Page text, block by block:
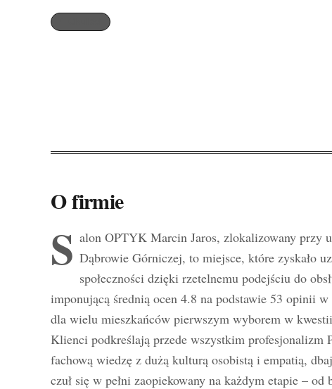
O firmie
S alon OPTYK Marcin Jaros, zlokalizowany przy
Dąbrowie Górniczej, to miejsce, które zyskało
społeczności dzięki rzetelnemu podejściu do
imponującą średnią ocen 4.8 na podstawie 53 opinii w
dla wielu mieszkańców pierwszym wyborem w
Klienci podkreślają przede wszystkim profesjonalizm
fachową wiedzę z dużą kulturą osobistą i empatią,
czuł się w pełni zaopiekowany na każdym etapie –